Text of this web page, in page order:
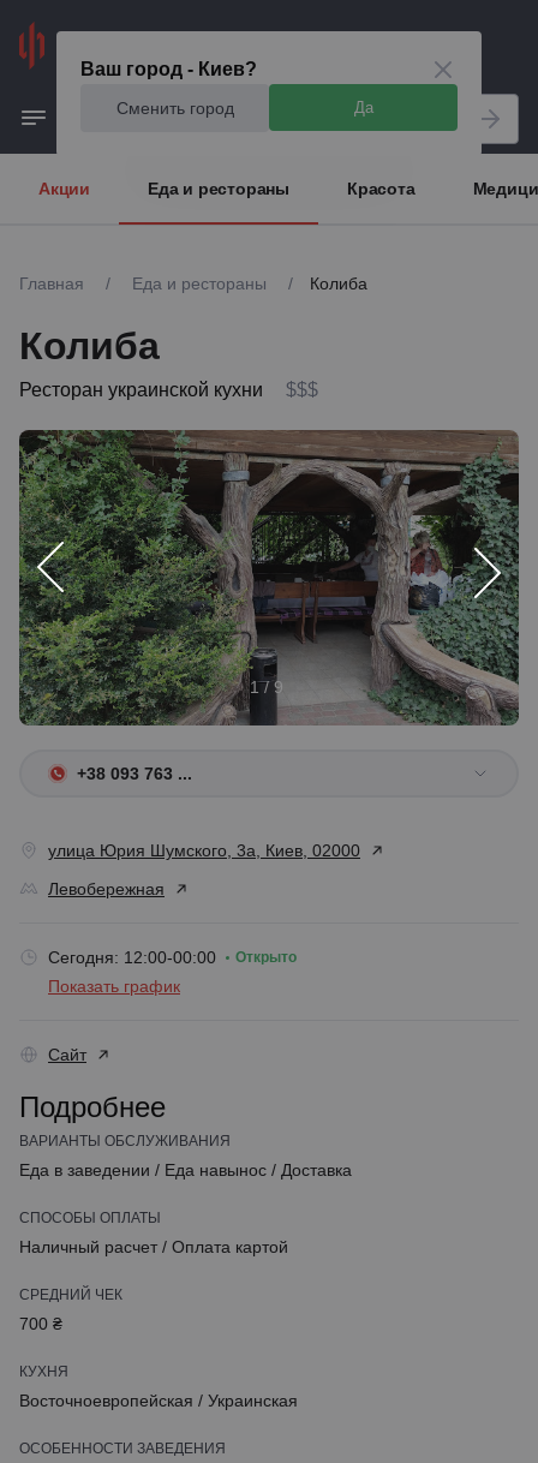
Ваш город - Киев?
Сменить город Да
Акции Еда и рестораны Красота
Главная / Еда и рестораны / Колиба
Колиба
Ресторан украинской кухни $$$
1 / 9
+38 093 763 ...
улица Юрия Шумского, 3а, Киев, 02000
Левобережная
Сегодня: 12:00-00:00 Открыто
Показать график
Сайт
Подробнее
ВАРИАНТЫ ОБСЛУЖИВАНИЯ
Еда в заведении / Еда навынос / Доставка
СПОСОБЫ ОПЛАТЫ
Наличный расчет / Оплата картой
СРЕДНИЙ ЧЕК
700 ₴
КУХНЯ
Восточноевропейская / Украинская
ОСОБЕННОСТИ ЗАВЕДЕНИЯ